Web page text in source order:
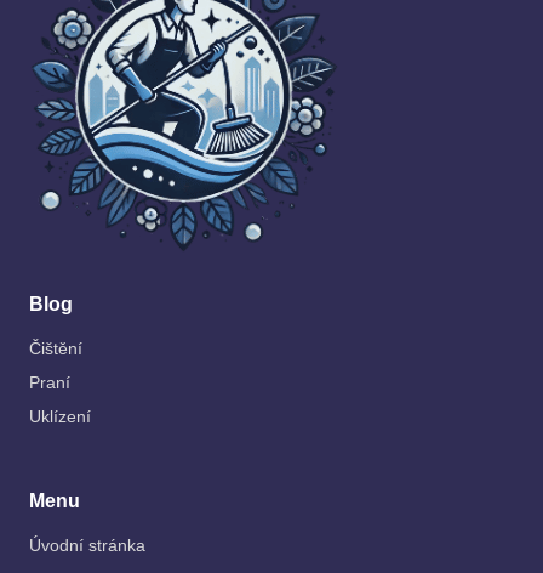
Blog
Čištění
Praní
Uklízení
Menu
Úvodní stránka